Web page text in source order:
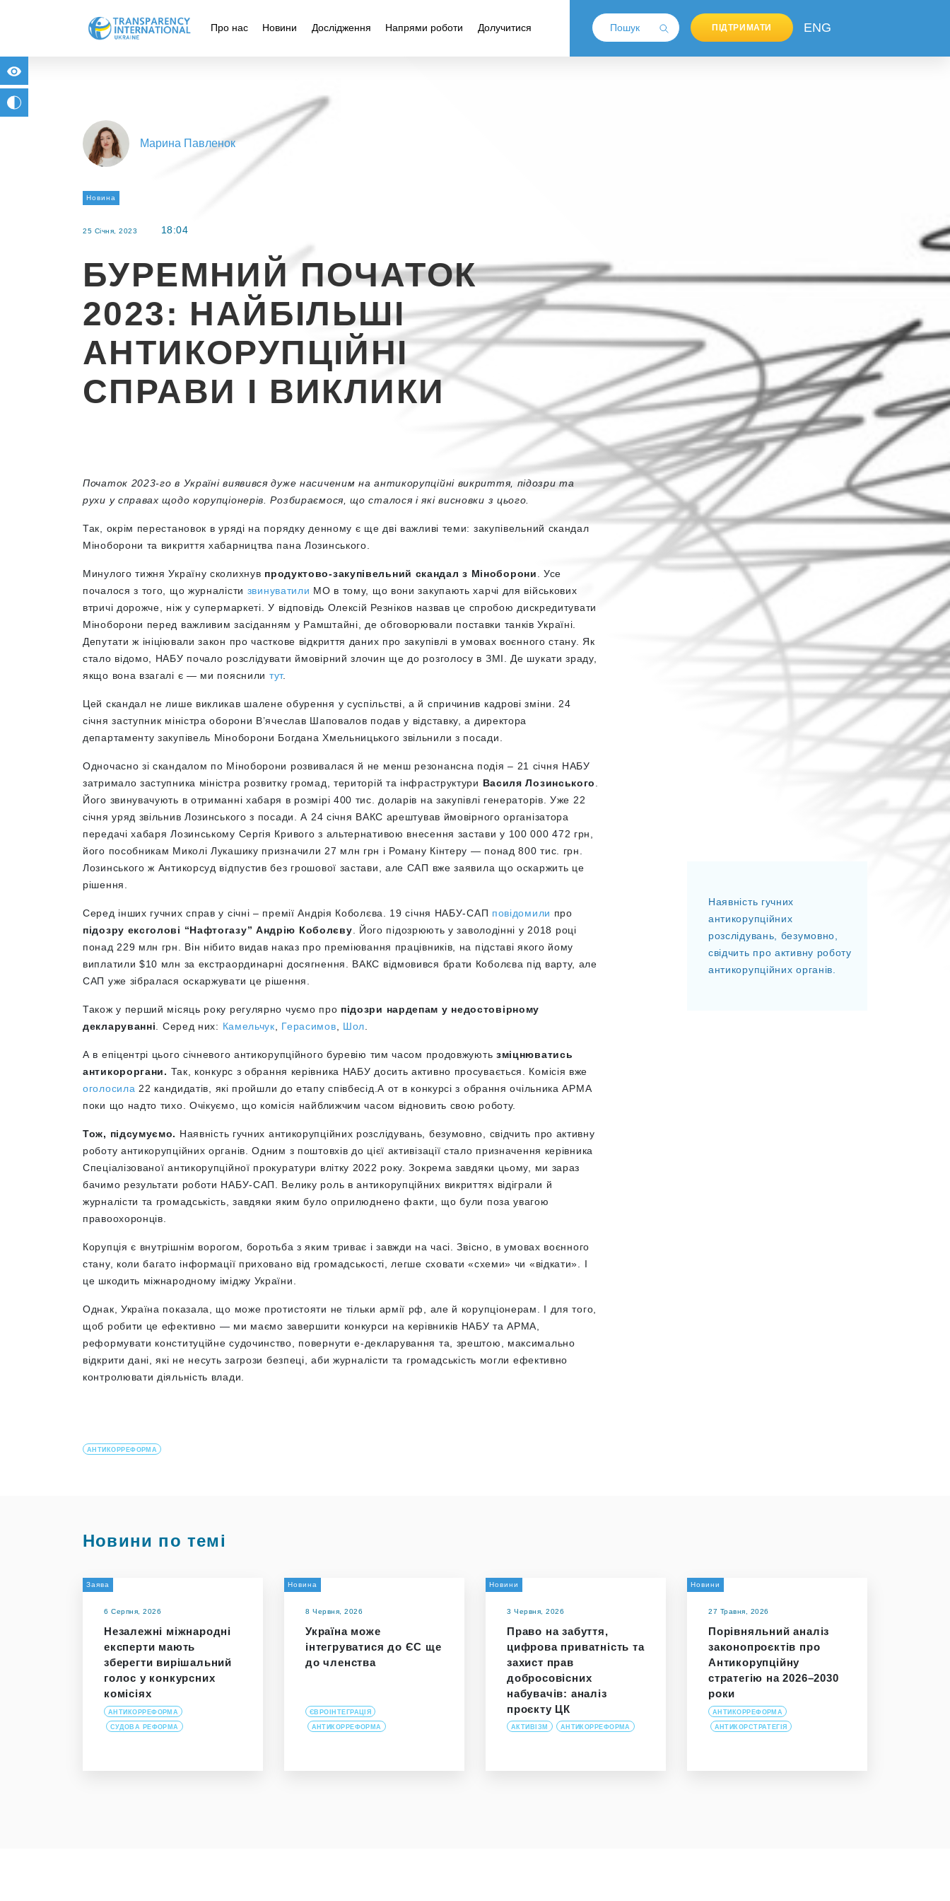
Про нас Новини Дослідження Напрями роботи Долучитися ПІДТРИМАТИ ENG
Марина Павленок
Новина
25 Січня, 2023 18:04
БУРЕМНИЙ ПОЧАТОК
2023: НАЙБІЛЬШІ
АНТИКОРУПЦІЙНІ
СПРАВИ І ВИКЛИКИ
Початок 2023-го в Україні виявився дуже насиченим на антикорупційні викриття, підозри та
рухи у справах щодо корупціонерів. Розбираємося, що сталося і які висновки з цього.
Так, окрім перестановок в уряді на порядку денному є ще дві важливі теми: закупівельний скандал
Міноборони та викриття хабарництва пана Лозинського.
Минулого тижня Україну сколихнув продуктово-закупівельний скандал з Міноборони
. Усе
почалося з того, що журналісти звинуватили МО в тому, що вони закупають харчі для військових
втричі дорожче, ніж у супермаркеті. У відповідь Олексій Резніков назвав це спробою дискредитувати
Міноборони перед важливим засіданням у Рамштайні, де обговорювали поставки танків Україні.
Депутати ж ініціювали закон про часткове відкриття даних про закупівлі в умовах воєнного стану. Як
стало відомо, НАБУ почало розслідувати ймовірний злочин ще до розголосу в ЗМІ. Де шукати зраду,
якщо вона взагалі є — ми пояснили тут.
Цей скандал не лише викликав шалене обурення у суспільстві, а й спричинив кадрові зміни. 24
січня заступник міністра оборони В’ячеслав Шаповалов подав у відставку, а директора
департаменту закупівель Міноборони Богдана Хмельницького звільнили з посади.
Одночасно зі скандалом по Міноборони розвивалася й не менш резонансна подія – 21 січня НАБУ
затримало заступника міністра розвитку громад, територій та інфраструктури Василя Лозинського
Його звинувачують в отриманні хабаря в розмірі 400 тис. доларів на закупівлі генераторів. Уже 22
січня уряд звільнив Лозинського з посади. А 24 січня ВАКС арештував ймовірного організатора
передачі хабаря Лозинському Сергія Кривого з альтернативою внесення застави у 100 000 472 грн,
його пособникам Миколі Лукашику призначили 27 млн грн і Роману Кінтеру — понад 800 тис. грн.
Лозинського ж Антикорсуд відпустив без грошової застави, але САП вже заявила що оскаржить це
рішення.
Серед інших гучних справ у січні – премії Андрія Коболєва. 19 січня НАБУ-САП повідомили про
підозру ексголові “Нафтогазу” Андрію Коболєву . Його підозрюють у заволодінні у 2018 році
понад 229 млн грн. Він нібито видав наказ про преміювання працівників, на підставі якого йому
виплатили $10 млн за екстраординарні досягнення. ВАКС відмовився брати Коболєва під варту, але
САП уже зібралася оскаржувати це рішення.
Також у перший місяць року регулярно чуємо про підозри нардепам у недостовірному
декларуванні . Серед них: Камельчук Герасимов Шол
А в епіцентрі цього січневого антикорупційного буревію тим часом продовжують зміцнюватись
антикороргани. Так, конкурс з обрання керівника НАБУ досить активно просувається. Комісія вже
оголосила 22 кандидатів, які пройшли до етапу співбесід.А от в конкурсі з обрання очільника АРМА
поки що надто тихо. Очікуємо, що комісія найближчим часом відновить свою роботу.
Тож, підсумуємо. Наявність гучних антикорупційних розслідувань, безумовно, свідчить про активну
роботу антикорупційних органів. Одним з поштовхів до цієї активізації стало призначення керівника
Спеціалізованої антикорупційної прокуратури влітку 2022 року. Зокрема завдяки цьому, ми зараз
бачимо результати роботи НАБУ-САП. Велику роль в антикорупційних викриттях відіграли й
журналісти та громадськість, завдяки яким було оприлюднено факти, що були поза увагою
правоохоронців.
Корупціяє внутрішнім ворогом, боротьба з яким триває і завжди на часі. Звісно, в умовах воєнного
стану, коли багато інформації приховано від громадськості, легше сховати«схеми» чи «відкати» . І
це шкодить міжнародному іміджу України.
Однак, Україна показала, що може протистояти не тільки армії рф, але й корупціонерам. І для того,
щоб робити це ефективно — ми маємо завершити конкурси на керівників НАБУ та АРМА,
реформувати конституційне судочинство, повернути е-декларування та, зрештою, максимально
відкрити дані, які не несуть загрози безпеці, аби журналісти та громадськість могли ефективно
контролювати діяльність влади.
Наявність гучних
антикорупційних
розслідувань, безумовно,
свідчить про активну роботу
антикорупційних органів.
АНТИКОРРЕФОРМА
Новини по темі
Заява
6 Серпня, 2026
Незалежні міжнародні
експерти мають
зберегти вирішальний
голос у конкурсних
комісіях
АНТИКОРРЕФОРМА
СУДОВА РЕФОРМА
Новина
8 Червня, 2026
Україна може
інтегруватися до ЄС ще
до членства
ЄВРОІНТЕГРАЦІЯ
АНТИКОРРЕФОРМА
Новини
3 Червня, 2026
Право на забуття,
цифрова приватність та
захист прав
добросовісних
набувачів: аналіз
проєкту ЦК
АКТИВІЗМ АНТИКОРРЕФОРМА
Новини
27 Травня, 2026
Порівняльний аналіз
законопроєктів про
Антикорупційну
стратегію на 2026–2030
роки
АНТИКОРРЕФОРМА
АНТИКОРСТРАТЕГІЯ